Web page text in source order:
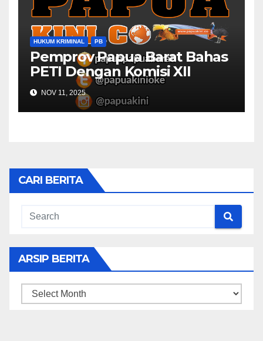
HUKUM KRIMINAL PB
Pemprov Papua Barat Bahas
PETI Dengan Komisi XII
NOV 11, 2025
CARI BERITA
ARSIP BERITA
ARSIP